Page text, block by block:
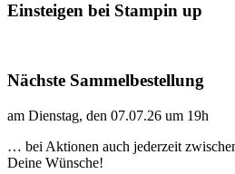
Einsteigen bei Stampin up
Nächste Sammelbestellung
am Dienstag, den 07.07.26 um 19h
… bei Aktionen auch jederzeit
Deine Wünsche!